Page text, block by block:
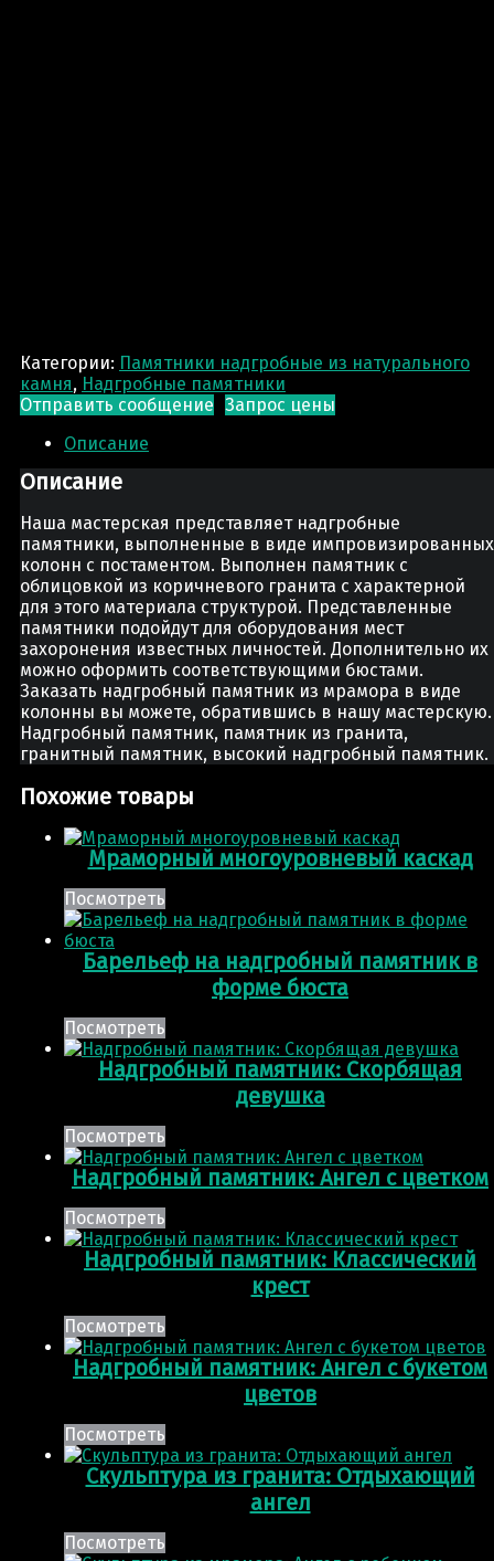
Категории: Памятники надгробные из натурального
камня, Надгробные памятники
Отправить сообщение Запрос цены
Описание
Описание
Наша мастерская представляет надгробные
памятники, выполненные в виде импровизированных
колонн с постаментом. Выполнен памятник с
облицовкой из коричневого гранита с характерной
для этого материала структурой. Представленные
памятники подойдут для оборудования мест
захоронения известных личностей. Дополнительно их
можно оформить соответствующими бюстами.
Заказать надгробный памятник из мрамора в виде
колонны вы можете, обратившись в нашу мастерскую.
Надгробный памятник, памятник из гранита,
гранитный памятник, высокий надгробный памятник.
Похожие товары
Мраморный многоуровневый каскад
Посмотреть
Барельеф на надгробный памятник в
форме бюста
Посмотреть
Надгробный памятник: Скорбящая
девушка
Посмотреть
Надгробный памятник: Ангел с цветком
Посмотреть
Надгробный памятник: Классический
крест
Посмотреть
Надгробный памятник: Ангел с букетом
цветов
Посмотреть
Скульптура из гранита: Отдыхающий
ангел
Посмотреть